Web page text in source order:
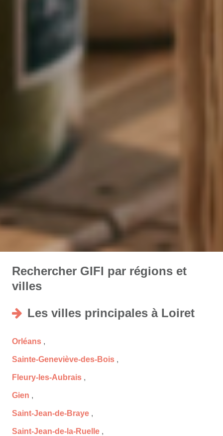
Rechercher GIFI par régions et
villes
Les villes principales à Loiret
Orléans ,
Sainte-Geneviève-des-Bois ,
Fleury-les-Aubrais ,
Gien ,
Saint-Jean-de-Braye ,
Saint-Jean-de-la-Ruelle ,